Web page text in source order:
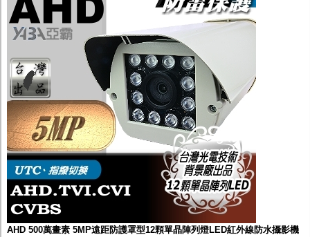
AHD 500萬畫素 5MP遠距防護罩型12顆單晶陣列燈LED紅外線防水攝影機